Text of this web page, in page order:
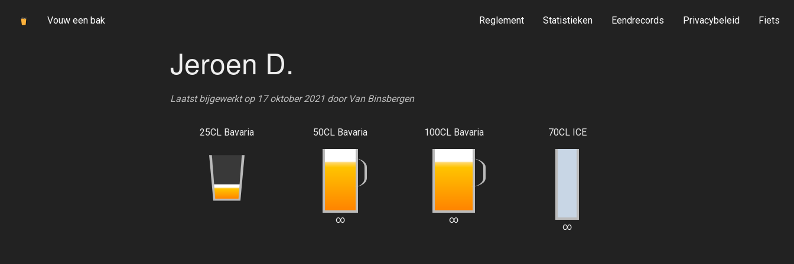
Vouw een bak Reglement Statistieken Eendrecords Privacybeleid Fiets
Jeroen D.
Laatst bijgewerkt op 17 oktober 2021 door Van Binsbergen
25CL Bavaria 50CL Bavaria
∞
100CL Bavaria
∞
70CL ICE
∞